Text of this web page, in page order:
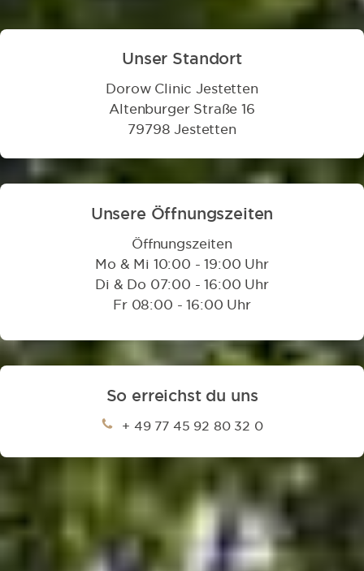
Zahnarzt Jestetten im Überblick
Unser Standort
Dorow Clinic Jestetten
Altenburger Straße 16
79798 Jestetten
Unsere Öffnungszeiten
Öffnungszeiten
Mo & Mi 10:00 - 19:00 Uhr
Di & Do 07:00 - 16:00 Uhr
Fr 08:00 - 16:00 Uhr
So erreichst du uns
+ 49 77 45 92 80 32 0
Parkmöglichkeiten